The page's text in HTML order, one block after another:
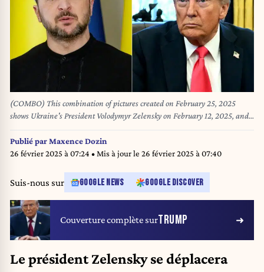
(COMBO) This combination of pictures created on February 25, 2025
shows Ukraine's President Volodymyr Zelensky on February 12, 2025, and
US President Donald Trump on February 25, 2025. Ukraine has agreed on
the terms of a minerals deal with the United States and could sign it
February 28, 2025, the two countries said, a move Kyiv hopes will lead to
President Volodymyr Zelensky could sign the deal on a trip to Washington
as early as February 28, 2025, -- a timetable confirmed by Trump. (Photo
by Tetiana DZHAFAROVA and Jim WATSON / AFP)
Publié parMaxence Dozin
26 février 2025 à 07:24 • Mis à jour le 26 février 2025 à 07:40
Suis-nous sur GOOGLE NEWS GOOGLE DISCOVER
Couverture complète surTRUMP
Le président Zelensky se déplacera